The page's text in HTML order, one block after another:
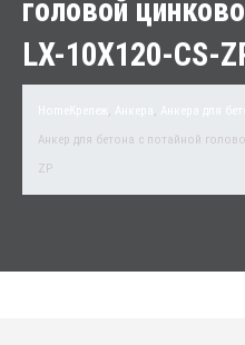
головой
LX-10X120-CS-
, ,
Анкер для бетона с потайной
ZP